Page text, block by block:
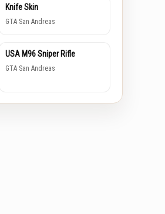
Knife Skin
GTA San Andreas
USA M96 Sniper Rifle
GTA San Andreas